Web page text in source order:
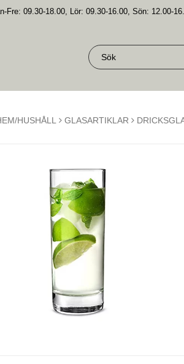
Fre: 09.30-18.00, Lör: 09.30-16.00, Sön: 12.00-
HUSHÅLL GLASARTIKLAR